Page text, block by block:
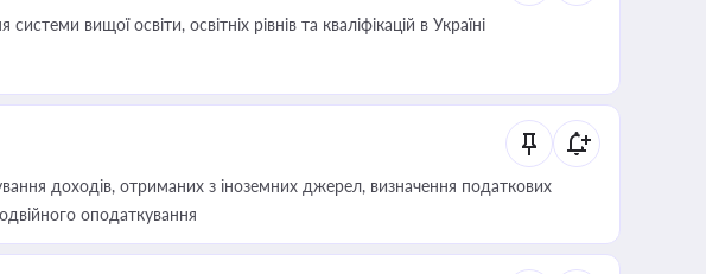
вищої освіти, освітніх рівнів та кваліфікацій в Україні
доходів, отриманих з іноземних джерел, визначення податкових
оподаткування